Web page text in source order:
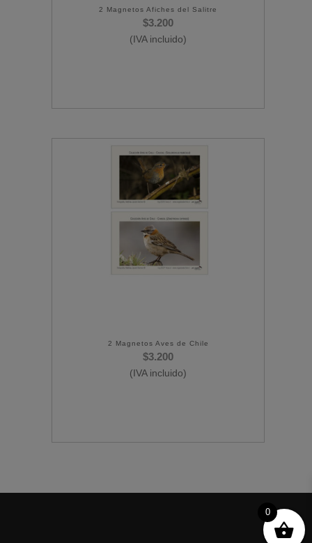
2 Magnetos Afiches del Salitre
$3.200
(IVA incluido)
2 Magnetos Aves de Chile
$3.200
(IVA incluido)
0